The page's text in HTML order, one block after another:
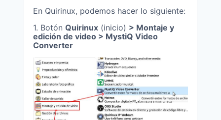
En Quirinux, podemos hacer lo siguiente:
1. Botón Quirinux (inicio) > Montaje y
edición de video > MystiQ Video
Converter